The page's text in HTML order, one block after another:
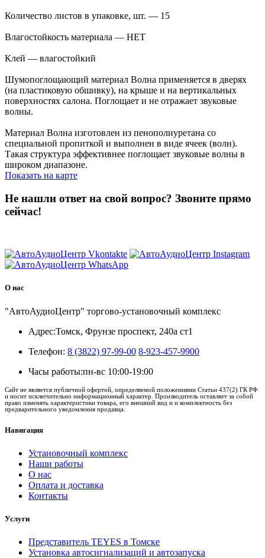
Количество листов в упаковке, шт. — 15
Влагостойкость материала — НЕТ
Клей — влагостойкий
Шумопоглощающий материал Волна применяется в дверях
(на пластиковую обшивку), на крыше и на вертикальных
поверхностях салона. Поглощает и не отражает звуковые
волны.
Материал Волна изготовлен из пенополиуретана со
специальной пропиткой и выполнен в виде ячеек (волн).
Такая структура эффективнее поглощает звуковые волны в
широком диапазоне.
Показать на карте
Не нашли ответ на свой вопрос? Звоните прямо
сейчас!
О нас
"АвтоАудиоЦентр" торгово-установочный комплекс
Адрес:Томск, Фрунзе проспект, 240а ст1
Телефон: 8 (3822) 97-99-00 8-923-457-9900
Часы работы:пн-вс 10:00-19:00
Сайт не является публичной офертой, определяемой положениями Статьи 437(2) ГК РФ
и носит исключительно информационный характер. Производитель оставляет за собой
право изменять характеристики товара, его внешний вид и и комплектность без
предварительного уведомления продавца.
Навигация
Установочный комплекс
Наши работы
О нас
Оплата и доставка
Контакты
Услуги
Представитель TEYES в Томске
Установка автосигнализаций и автозапуска